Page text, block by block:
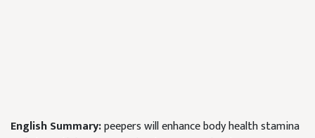
English Summary:peepers will enhance body health stamina